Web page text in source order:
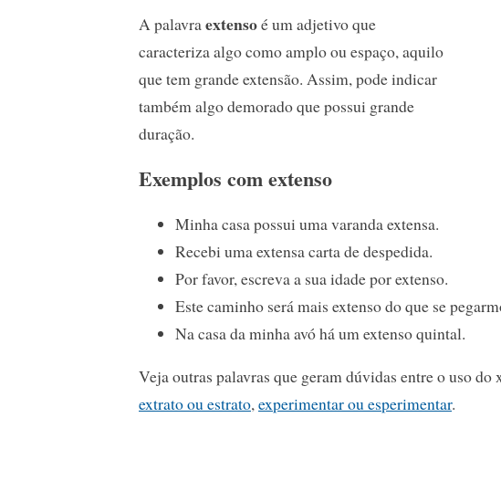
A palavra extensoé um adjetivo que
caracteriza algo como amplo ou espaço, aquilo
que tem grande extensão. Assim, pode indicar
também algo demorado que possui grande
duração.
Exemplos com extenso
Minha casa possui uma varanda extensa.
Recebi uma extensa carta de despedida.
Por favor, escreva a sua idade por extenso.
Este caminho será mais extenso do que se
Na casa da minha avó há um extenso quintal.
Veja outras palavras que geram dúvidas entre o uso do
extrato ou estrato,experimentar ou esperimentar.